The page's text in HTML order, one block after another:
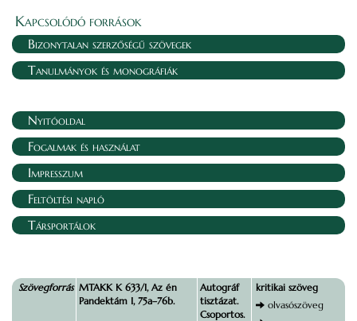
Kapcsolódó források
Bizonytalan szerzőségű szövegek
Tanulmányok és monográfiák
Nyitóoldal
Fogalmak és használat
Impresszum
Feltöltési napló
Társportálok
Szövegforrás MTAKK K 633/I, Az én
Pandektám I, 75a–76b.
Autográf
tisztázat.
Csoportos.
kritikai szöveg
olvasószöveg